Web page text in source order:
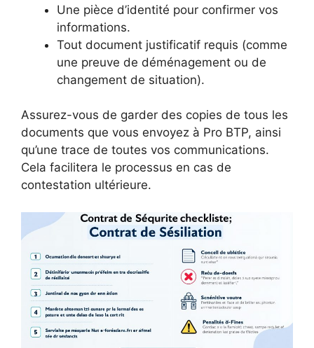
Une pièce d’identité pour confirmer vos
informations.
Tout document justificatif requis (comme
une preuve de déménagement ou de
changement de situation).
Assurez-vous de garder des copies de tous les
documents que vous envoyez à Pro BTP, ainsi
qu’une trace de toutes vos communications.
Cela facilitera le processus en cas de
contestation ultérieure.